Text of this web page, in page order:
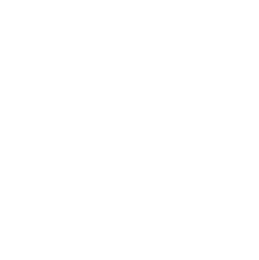
חדשות